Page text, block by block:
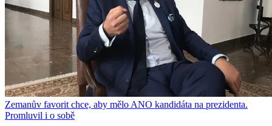
Zemanův favorit chce, aby mělo ANO kandidáta na prezidenta.
Promluvil i o sobě